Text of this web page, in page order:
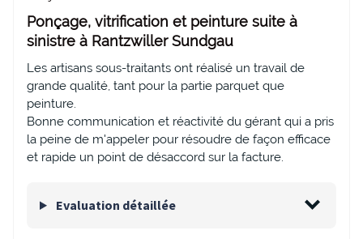
Ponçage, vitrification et peinture suite à
sinistre à Rantzwiller Sundgau
Les artisans sous-traitants ont réalisé un travail de
grande qualité, tant pour la partie parquet que
peinture.
Bonne communication et réactivité du gérant qui a pris
la peine de m'appeler pour résoudre de façon efficace
et rapide un point de désaccord sur la facture.
Evaluation détaillée